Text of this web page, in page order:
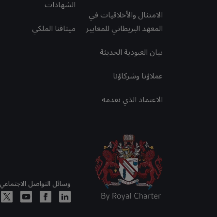
الامتثال والأخلاقيات في
المعهد البريطاني للمعايير
بيان العبودية الحديثة
عملاؤنا وشركاؤنا
الاعتماد الذي نقدمه
الشهادات
ميثاقنا الملكي
وسائل التواصل الاجتماعي